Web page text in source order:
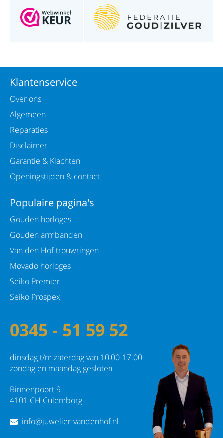
Klantenservice
Over ons
Algemeen
Reparaties
Disclaimer
Garantie & Klachten
Openingstijden & contact
Populaire pagina's
Gouden horloges
Gouden armbanden
Van den Hof trouwringen
Movado horloges
Seiko Premier
Seiko Prospex
0345 - 51 59 52
dinsdag t/m zaterdag van 10.00-17.00
zondag en maandag gesloten
Binnenpoort 9
4101 CH Culemborg
info@juwelier-vandenhof.nl